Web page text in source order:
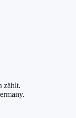
zählt.
.